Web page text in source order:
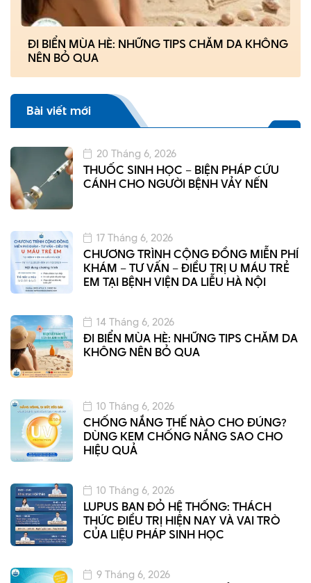
ĐI BIỂN MÙA HÈ: NHỮNG TIPS CHĂM DA KHÔNG
NÊN BỎ QUA
Bài viết mới
THUỐC SINH HỌC – BIỆN PHÁP CỨU
CÁNH CHO NGƯỜI BỆNH VẢY NẾN
20 Tháng 6, 2026
CHƯƠNG TRÌNH CỘNG ĐỒNG MIỄN PHÍ
KHÁM – TƯ VẤN – ĐIỀU TRỊ U MÁU TRẺ
EM TẠI BỆNH VIỆN DA LIỄU HÀ NỘI
17 Tháng 6, 2026
ĐI BIỂN MÙA HÈ: NHỮNG TIPS CHĂM DA
KHÔNG NÊN BỎ QUA
14 Tháng 6, 2026
CHỐNG NẮNG THẾ NÀO CHO ĐÚNG?
DÙNG KEM CHỐNG NẮNG SAO CHO
HIỆU QUẢ
10 Tháng 6, 2026
LUPUS BAN ĐỎ HỆ THỐNG: THÁCH
THỨC ĐIỀU TRỊ HIỆN NAY VÀ VAI TRÒ
CỦA LIỆU PHÁP SINH HỌC
10 Tháng 6, 2026
9 Tháng 6, 2026